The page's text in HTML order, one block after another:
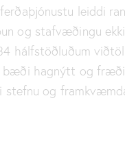
leiddi
og stafvæðingu
hálfstöðluðum
bæði hagnýtt og
stefnu og